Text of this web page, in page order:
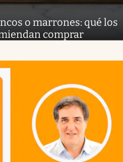
o marrones: qué los
comprar